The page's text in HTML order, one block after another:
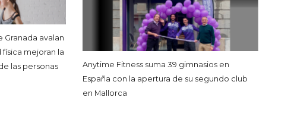
Granada avalan
mejoran la
las personas
Anytime Fitness suma 39 gimnasios en
España con la apertura de su segundo club
en Mallorca